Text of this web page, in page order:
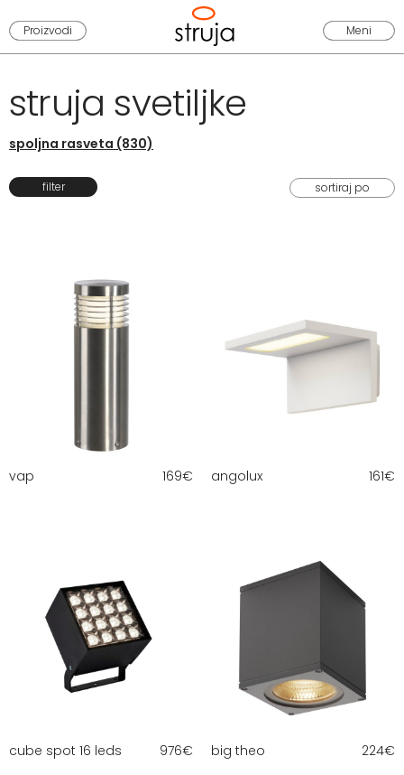
Proizvodi Meni
struja svetiljke
spoljna rasveta (830)
filter
vap 169€ angolux 161€
cube spot 16 leds 976€ big theo 224€